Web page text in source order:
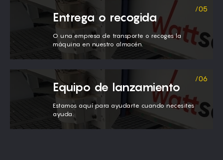
Entrega o recogida
O una empresa de transporte o recoges la
máquina en nuestro almacén.
Equipo de lanzamiento
Estamos aquí para ayudarte cuando necesites
ayuda.